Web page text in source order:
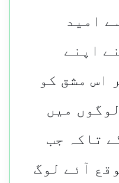
امید
اپنے
اس مشق کو
میں
تاکہ جب
آئے لوگ